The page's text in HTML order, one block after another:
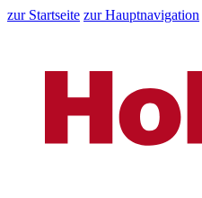
zur Startseite zur Hauptnavigation